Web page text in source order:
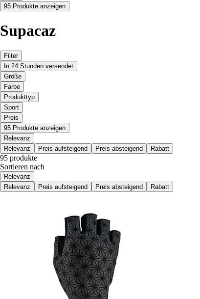
95 Produkte anzeigen
Supacaz
Filter
In 24 Stunden versendet
Größe
Farbe
Produkttyp
Sport
Preis
95 Produkte anzeigen
Relevanz
Relevanz
Preis aufsteigend Preis absteigend Rabatt
95 produkte
Sortieren nach
Relevanz
Relevanz
Preis aufsteigend Preis absteigend Rabatt